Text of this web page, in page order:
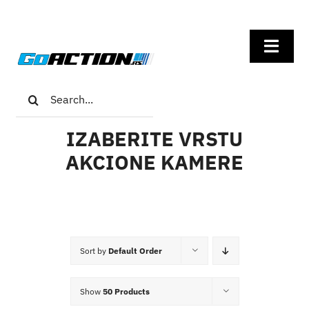
content
Home
Search
for:
IZABERITE VRSTU
AKCIONE KAMERE
Sort by Default Order
Show 50 Products